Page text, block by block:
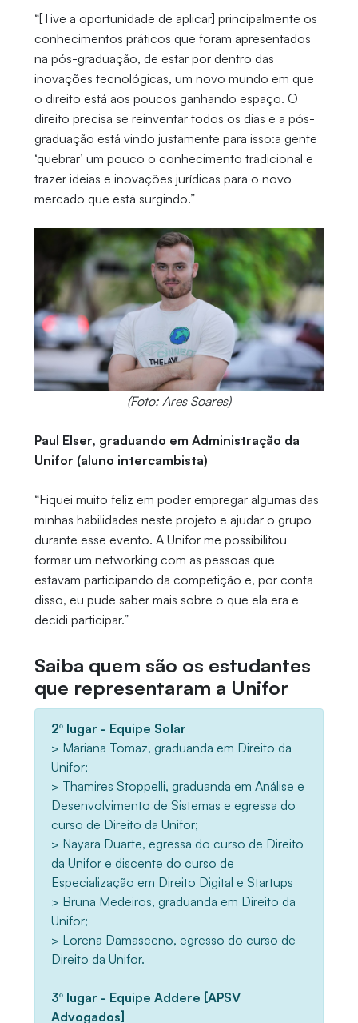
“[Tive a oportunidade de aplicar] principalmente os
conhecimentos práticos que foram apresentados
na pós-graduação, de estar por dentro das
inovações tecnológicas, um novo mundo em que
o direito está aos poucos ganhando espaço. O
direito precisa se reinventar todos os dias e a pós-
graduação está vindo justamente para isso:a gente
‘quebrar’ um pouco o conhecimento tradicional e
trazer ideias e inovações jurídicas para o novo
mercado que está surgindo.”
(Foto: Ares Soares)
Paul Elser, graduando em Administração da
Unifor (aluno intercambista)
“Fiquei muito feliz em poder empregar algumas das
minhas habilidades neste projeto e ajudar o grupo
durante esse evento. A Unifor me possibilitou
formar um networking com as pessoas que
estavam participando da competição e, por conta
disso, eu pude saber mais sobre o que ela era e
decidi participar.”
Saiba quem são os estudantes
que representaram a Unifor
2º lugar - Equipe Solar
> Mariana Tomaz, graduanda em Direito da
Unifor;
> Thamires Stoppelli, graduanda em Análise e
Desenvolvimento de Sistemas e egressa do
curso de Direito da Unifor;
> Nayara Duarte, egressa do curso de Direito
da Unifor e discente do curso de
Especialização em Direito Digital e Startups
> Bruna Medeiros, graduanda em Direito da
Unifor;
> Lorena Damasceno, egresso do curso de
Direito da Unifor.
3º lugar - Equipe Addere [APSV
Advogados]